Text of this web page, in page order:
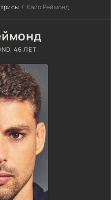
Кайо Реймонд
, 46 ЛЕТ